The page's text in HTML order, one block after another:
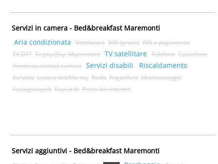
Servizi in camera - Bed&breakfast Maremonti
Aria condizionata
Ventilatore Wifi (gratis) Wifi a pagamento
TV DTT Tv pay (Sky, Mpremium) TV satellitare Telefono Cassaforte
Ammessi animali camera Servizi disabili Riscaldamento
Servizio Lettore dvd/blu-ray Radio Frigorifero Idromassaggio
Asciugacapelli Keycards Presa lan internet
Servizi aggiuntivi - Bed&breakfast Maremonti